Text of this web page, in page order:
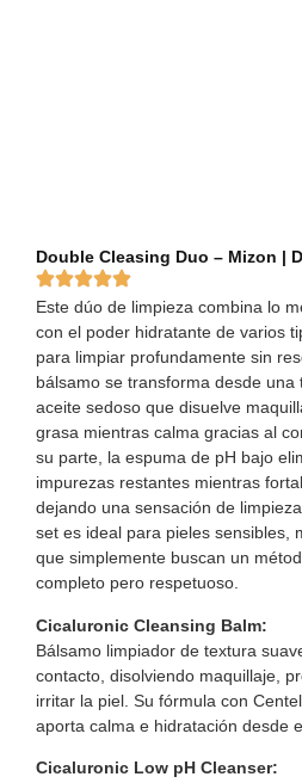
Double Cleasing Duo – Mizon |
Este dúo de limpieza combina lo
con el poder hidratante de varios
para limpiar profundamente sin
bálsamo se transforma desde
aceite sedoso que disuelve
grasa mientras calma gracias al
su parte, la espuma de pH bajo
impurezas restantes mientras
dejando una sensación de
set es ideal para pieles sensibles,
que simplemente buscan un
completo pero respetuoso.
Cicaluronic Cleansing Balm:
Bálsamo limpiador de textura
contacto, disolviendo maquillaje,
irritar la piel. Su fórmula con
aporta calma e hidratación desde
Cicaluronic Low pH Cleanser: